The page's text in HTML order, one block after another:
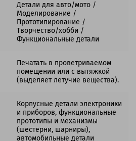
Детали для авто/мото /
Моделирование /
Прототипирование /
Творчество/хобби /
Функциональные детали
Печатать в проветриваемом
помещении или с вытяжкой
(выделяет летучие вещества).
Корпусные детали электроники
и приборов, функциональные
прототипы и механизмы
(шестерни, шарниры),
автомобильные детали